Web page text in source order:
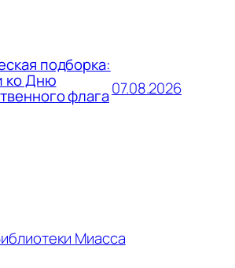
подборка:
ко Дню
флага07.08.2026
Миасса